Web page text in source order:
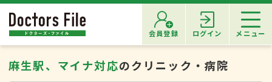
会員登録 ログイン メニュー
麻生駅、マイナ対応のクリニック・病院